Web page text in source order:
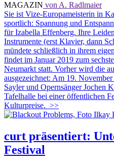
MAGAZIN von A. Radlmaier
Sie ist Vize-Europameisterin in
sportlich: Spannung und
für Izabella Effenberg. Ihre
Instrumente (erst Klavier, dann
mündete schließlich in ihrem
findet im Januar 2019 zum
Neumarkt statt. Vorher wird die
ausgezeichnet: Am 19.
Sayler und Opernsänger Jochen
Tafelhalle bei einer öffentlichen
Kulturpreise. >>
curt präsentiert:
Festival